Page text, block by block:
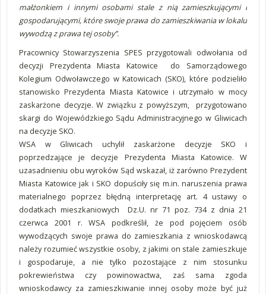
małżonkiem i innymi osobami stale z nią zamieszkującymi i
gospodarującymi, które swoje prawa do zamieszkiwania w lokalu
wywodzą z prawa tej osoby”.
Pracownicy Stowarzyszenia SPES przygotowali odwołania od
decyzji Prezydenta Miasta Katowice do Samorządowego
Kolegium Odwoławczego w Katowicach (SKO), które podzieliło
stanowisko Prezydenta Miasta Katowice i utrzymało w mocy
zaskarżone decyzje. W związku z powyższym, przygotowano
skargi do Wojewódzkiego Sądu Administracyjnego w Gliwicach
na decyzje SKO.
WSA w Gliwicach uchylił zaskarżone decyzje SKO i
poprzedzające je decyzje Prezydenta Miasta Katowice. W
uzasadnieniu obu wyroków Sąd wskazał, iż zarówno Prezydent
Miasta Katowice jak i SKO dopuściły się m.in. naruszenia prawa
materialnego poprzez błędną interpretację art. 4 ustawy o
dodatkach mieszkaniowych Dz.U. nr 71 poz. 734 z dnia 21
czerwca 2001 r. WSA podkreślił, że pod pojęciem osób
wywodzących swoje prawa do zamieszkania z wnioskodawcą
należy rozumieć wszystkie osoby, z jakimi on stale zamieszkuje
i gospodaruje, a nie tylko pozostające z nim stosunku
pokrewieństwa czy powinowactwa, zaś sama zgoda
wnioskodawcy za zamieszkiwanie innej osoby może być już